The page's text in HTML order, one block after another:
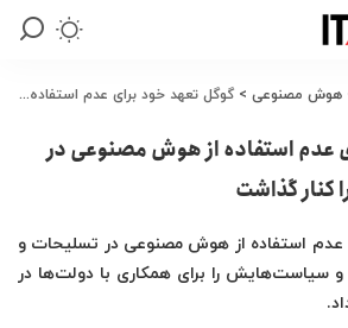
هوش مصنوعی > گوگل تعهد خود برای عدم استفاده از هوش مصنوعی در تسلیحات و نظارت را کنار گذاشت
عدم استفاده از هوش مصنوعی در
کنار گذاشت
عدم استفاده از هوش مصنوعی در تسلیحات و
سیاست‌هایش را برای همکاری با دولت‌ها در